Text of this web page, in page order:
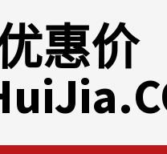
惠价